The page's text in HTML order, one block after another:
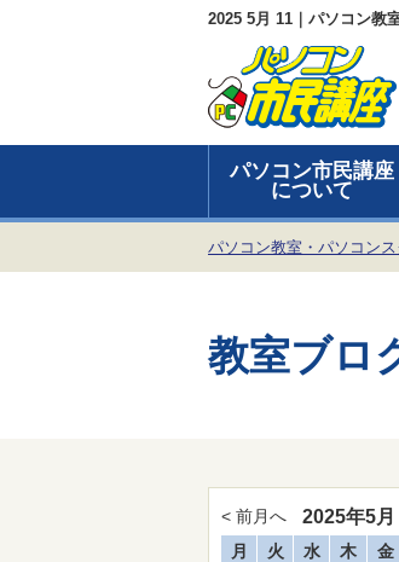
2025 5月 11｜パソコン教
パソコン市民講座
について
パソコン教室・パソコン
教室ブロ
< 前月へ 2025年5月
月
火 水 木 金